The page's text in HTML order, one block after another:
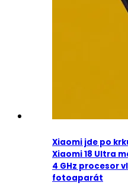
Xiaomi jde po
Xiaomi 18 Ultra
4 GHz procesor
fotoaparát